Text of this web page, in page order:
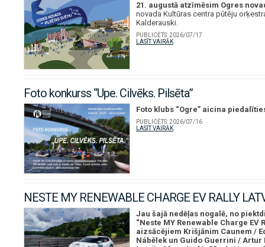
21. augustā atzīmēsim Ogres
novada Kultūras centra pūtēju
Kalderauski.
PUBLICĒTS:2026/07/17
LASĪT VAIRĀK
Foto konkurss “Upe. Cilvēks. Pilsēta”
Foto klubs “Ogre” aicina
PUBLICĒTS:2026/07/16
LASĪT VAIRĀK
NESTE MY RENEWABLE CHARGE EV RALLY
Jau šajā nedēļas nogalē, no
“Neste MY Renewable Charge
aizsācējiem Krišjānim Caunem /
Nábělek un Guido Guerrini /